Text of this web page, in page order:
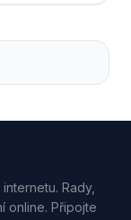
Rady,
online. Připojte